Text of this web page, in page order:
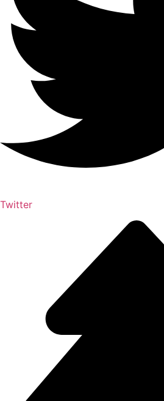
Twitter